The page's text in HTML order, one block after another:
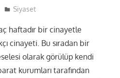
Siyaset
haftadır bir cinayetle
cinayeti. Bu sıradan bir
olarak görülüp kendi
kurumları tarafından